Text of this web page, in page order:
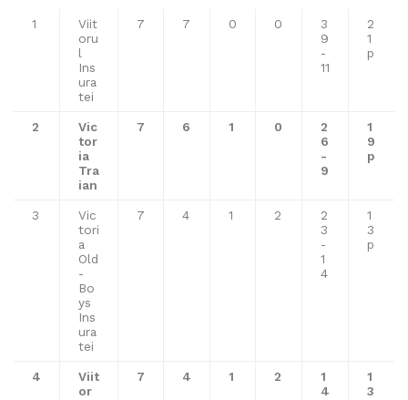
1
Viit
oru
l
Ins
ura
tei
7 7 0 0
3
9
-
11
2
1
p
2
Vic
tor
ia
Tra
ian
7 6 1 0
2
6
-
9
1
9
p
3
Vic
tori
a
Old
-
Bo
ys
Ins
ura
tei
7 4 1 2
2
3
-
1
4
1
3
p
4
Viit
or
7 4 1 2
1
4
1
3